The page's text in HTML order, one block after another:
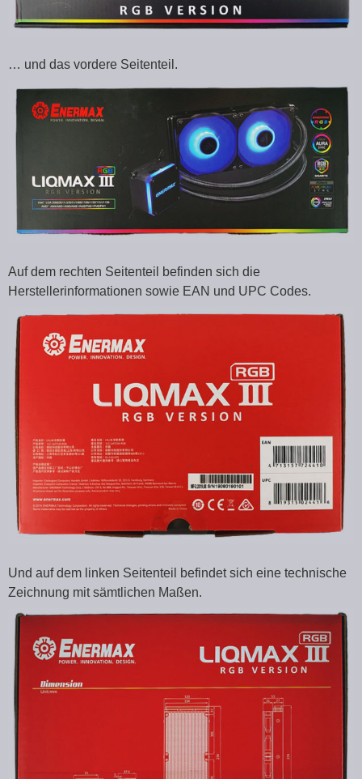
… und das vordere Seitenteil.
Auf dem rechten Seitenteil befinden sich die
Herstellerinformationen sowie EAN und UPC Codes.
Und auf dem linken Seitenteil befindet sich eine technische
Zeichnung mit sämtlichen Maßen.